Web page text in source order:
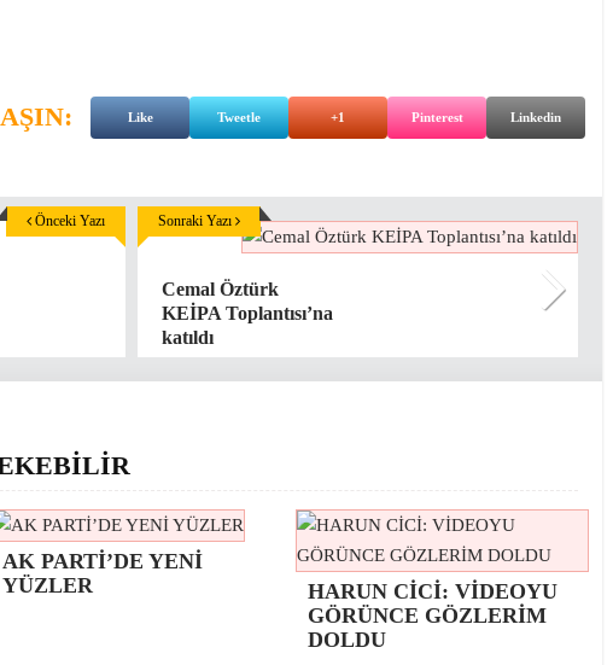
Like Tweetle +1 Pinterest Linkedin
Önceki Yazı
Cemal Öztürk
KEİPA Toplantısı’na
katıldı
Sonraki Yazı
AK PARTİ’DE YENİ
YÜZLER
HARUN CİCİ: VİDEOYU
GÖRÜNCE GÖZLERİM
DOLDU